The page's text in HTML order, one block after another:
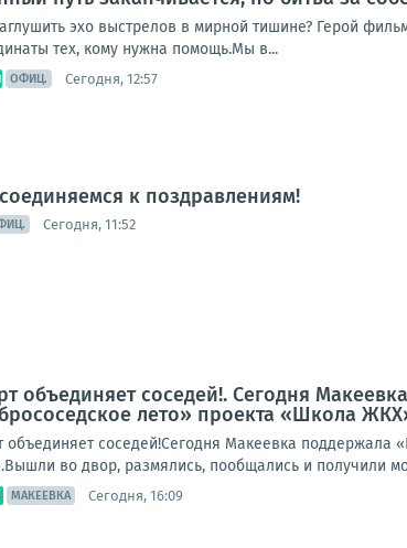
эхо выстрелов в мирной тишине? Герой
тех, кому нужна помощь.Мы в...
ОФИЦ. Сегодня, 12:57
к поздравлениям!
Сегодня, 11:52
объединяет соседей!. Сегодня
лето» проекта «Школа
объединяет соседей!Сегодня Макеевка поддержала
во двор, размялись, пообщались и получили
МАКЕЕВКА Сегодня, 16:09